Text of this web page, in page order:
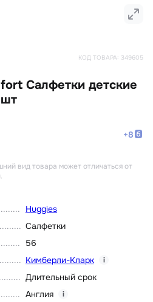
КОД ТОВАРА: 349605
Салфетки детские
Huggies
Салфетки
56
Кимберли-Кларк i
Длительный срок
Англия i
+8
вид товара может отличаться от